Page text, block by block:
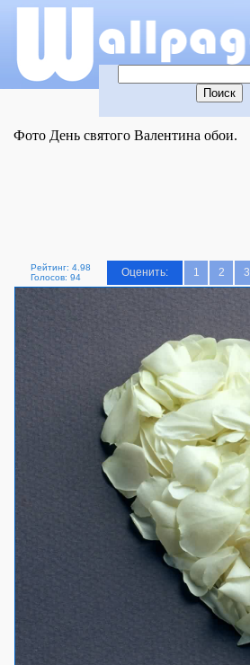
Фото День святого Валентина обои.
Рейтинг: 4.98
Голосов: 94
Оценить: 1 2 3